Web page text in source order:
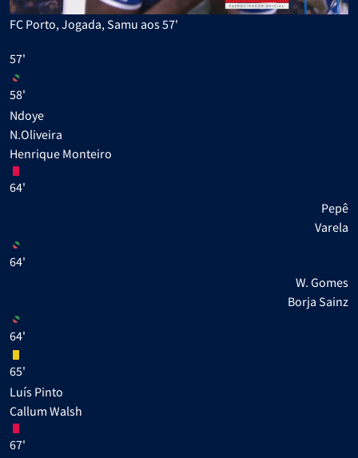
FC Porto, Jogada, Samu aos 57'
57'
58'
Ndoye
N.Oliveira
Henrique Monteiro
64'
Pepê
Varela
64'
W. Gomes
Borja Sainz
64'
65'
Luís Pinto
Callum Walsh
67'